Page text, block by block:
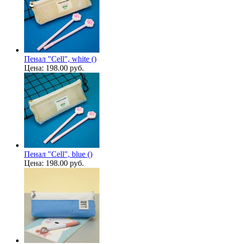
Пенал "Cell", white ()
Цена: 198.00 руб.
Пенал "Cell", blue ()
Цена: 198.00 руб.